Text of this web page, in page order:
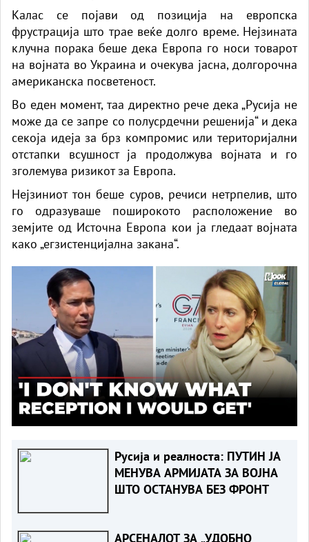
Калас се појави од позиција на европска
фрустрација што трае веќе долго време. Нејзината
клучна порака беше дека Европа го носи товарот
на војната во Украина и очекува јасна, долгорочна
американска посветеност.
Во еден момент, таа директно рече дека „Русија не
може да се запре со полусрдечни решенија“ и дека
секоја идеја за брз компромис или територијални
отстапки всушност ја продолжува војната и го
зголемува ризикот за Европа.
Нејзиниот тон беше суров, речиси нетрпелив, што
го одразуваше поширокото расположение во
земјите од Источна Европа кои ја гледаат војната
како „егзистенцијална закана“.
Русија и реалноста: ПУТИН ЈА
МЕНУВА АРМИЈАТА ЗА ВОЈНА
ШТО ОСТАНУВА БЕЗ ФРОНТ
АРСЕНАЛОТ ЗА „УДОБНО